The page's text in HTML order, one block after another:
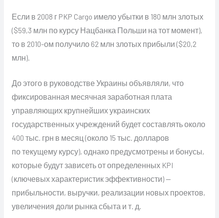
Если в 2008 г PKP Cargo имело убытки в 180 млн злотых
($59,3 млн по курсу Нацбанка Польши на тот момент),
то в 2010-ом получило 62 млн злотых прибыли ($20,2
млн).
До этого в руководстве Украины объявляли, что
фиксированная месячная заработная плата
управляющих крупнейших украинских
государственных учреждений будет составлять около
400 тыс. грн в месяц (около 15 тыс. долларов
по текущему курсу), однако предусмотрены и бонусы,
которые будут зависеть от определенных KPI
(ключевых характеристик эффективности) —
прибыльности, выручки, реализации новых проектов,
увеличения доли рынка сбыта и т. д.